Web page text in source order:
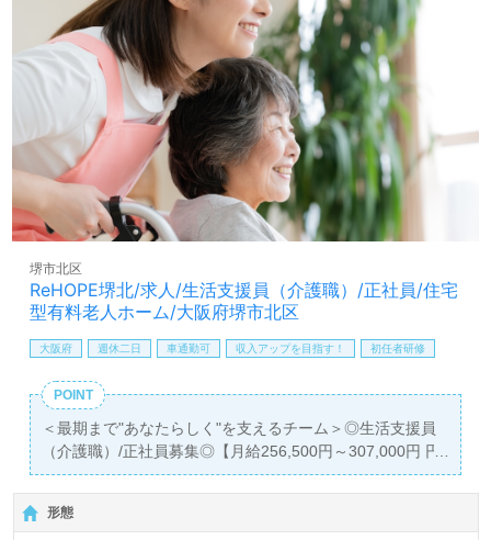
献したい』『やりがいを大切に長く働きたい』等の方も大
歓迎です！働き方等、担当コンサルタントよりご案内しま
す。お問い合わせも遠慮なくお願いします。
全国の求人ご紹介！医療/福祉業界の正社員/パート求人探
しは【ウィルオブ介護】＊求人情報収集、将来的に検討の
方も遠慮なく＊
LINE、メール、お電話などご希望に応じてお問い合わせ/ご
相談可能です。転職相談、求人紹介、年収交渉など完全無
料サービスをご利用いただけます。＜非公開求人も取扱い
あり！＞"転職支援"のプロと一緒に転職活動！お問い合わ
せお待ちしております。
ReHOPE堺北/求人/生活支援員（介護職）/正社員/住宅
型有料老人ホーム/大阪府堺市北区
堺市北区
大阪府 週休二日 車通勤可 収入アップを目指す！ 初任者研修
POINT
＜最期まで"あなたらしく"を支えるチーム＞◎生活支援員
（介護職）/正社員募集◎【月給256,500円～307,000円 円/
賞与2回 】
＊初任者研修以上有資格者向け求人＊『 百舌鳥八幡駅』徒
歩8分。お車通勤可能です。
形態